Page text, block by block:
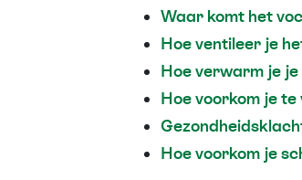
Waar komt het
Hoe ventileer je
Hoe verwarm je je
Hoe voorkom je te
Hoe voorkom je